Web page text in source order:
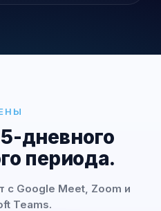
дневного
периода.
с Google Meet, Zoom и
Teams.